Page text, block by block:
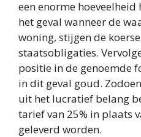
een enorme
het geval wanneer de
woning, stijgen de
staatsobligaties.
positie in de genoemde
in dit geval goud.
uit het lucratief belang
tarief van 25% in plaats
geleverd worden.